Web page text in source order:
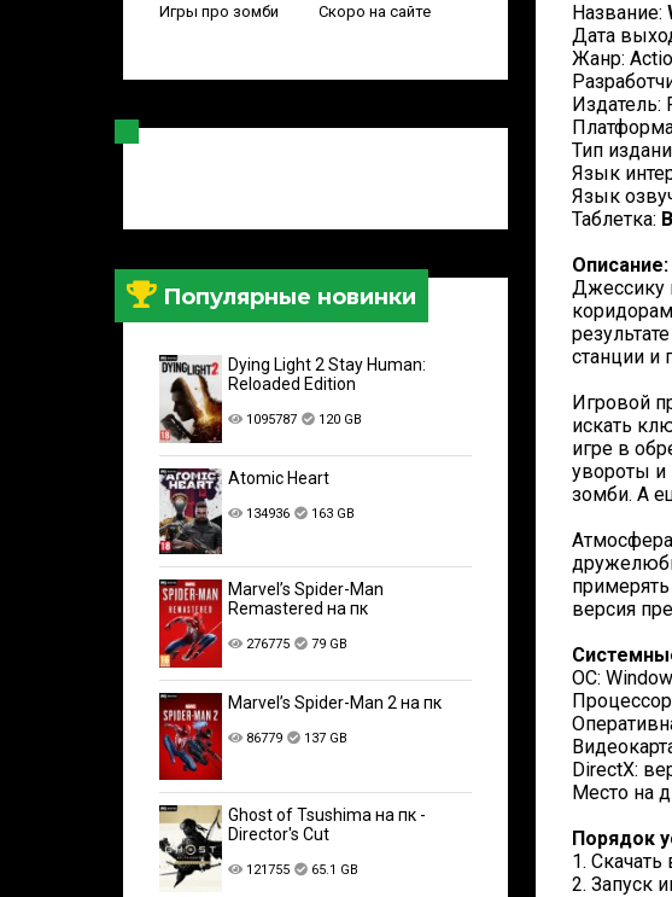
Игры про зомби Скоро на сайте
Популярные новинки
Dying Light 2 Stay Human:
Reloaded Edition
1095787 120 GB
Atomic Heart
134936 163 GB
Marvel’s Spider-Man
Remastered на пк
276775 79 GB
Marvel’s Spider-Man 2 на пк
86779 137 GB
Ghost of Tsushima на пк -
Director's Cut
121755 65.1 GB
Название:
Дата
Жанр:
Издатель:
Тип
Язык
Язык
Таблетка:
Описание:
Джессику
станции и
Игровой
искать
игре в
увороты
зомби. А
версия
ОС:
DirectX:
Место на
Порядок
1.
2. Запуск